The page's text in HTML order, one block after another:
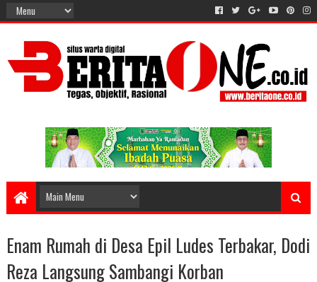
Enam Rumah di Desa Epil Ludes Terbakar, Dodi
Reza Langsung Sambangi Korban